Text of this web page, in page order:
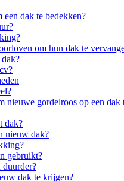
een dak te bedekken?
om hun dak te
nieuwe gordelroos op een dak
dak?
nieuw dak?
gebruikt?
duurder?
dak te krijgen?